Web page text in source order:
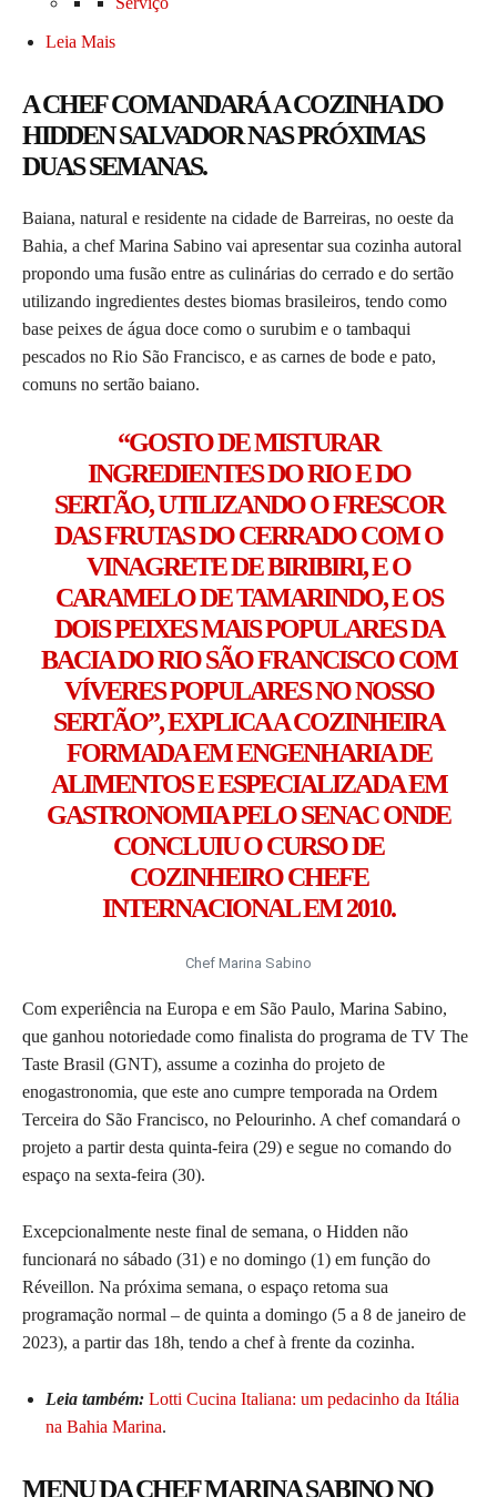
Leia Mais
A CHEF COMANDARÁ A COZINHA DO
HIDDEN SALVADOR NAS PRÓXIMAS
DUAS SEMANAS.
Baiana, natural e residente na cidade de Barreiras, no oeste da
Bahia, a chef Marina Sabino vai apresentar sua cozinha autoral
propondo uma fusão entre as culinárias do cerrado e do sertão
utilizando ingredientes destes biomas brasileiros, tendo como
base peixes de água doce como o surubim e o tambaqui
pescados no Rio São Francisco, e as carnes de bode e pato,
comuns no sertão baiano.
“GOSTO DE MISTURAR
INGREDIENTES DO RIO E DO
SERTÃO, UTILIZANDO O FRESCOR
DAS FRUTAS DO CERRADO COM O
VINAGRETE DE BIRIBIRI, E O
CARAMELO DE TAMARINDO, E OS
DOIS PEIXES MAIS POPULARES DA
BACIA DO RIO SÃO FRANCISCO COM
VÍVERES POPULARES NO NOSSO
SERTÃO”, EXPLICA A COZINHEIRA
FORMADA EM ENGENHARIA DE
ALIMENTOS E ESPECIALIZADA EM
GASTRONOMIA PELO SENAC ONDE
CONCLUIU O CURSO DE
COZINHEIRO CHEFE
INTERNACIONAL EM 2010.
Chef Marina Sabino
Com experiência na Europa e em São Paulo, Marina Sabino,
que ganhou notoriedade como finalista do programa de TV The
Taste Brasil (GNT), assume a cozinha do projeto de
enogastronomia, que este ano cumpre temporada na Ordem
Terceira do São Francisco, no Pelourinho. A chef comandará o
projeto a partir desta quinta-feira (29) e segue no comando do
espaço na sexta-feira (30).
Excepcionalmente neste final de semana, o Hidden não
funcionará no sábado (31) e no domingo (1) em função do
Réveillon. Na próxima semana, o espaço retoma sua
programação normal – de quinta a domingo (5 a 8 de janeiro de
2023), a partir das 18h, tendo a chef à frente da cozinha.
Leia também: Lotti Cucina Italiana: um pedacinho da Itália
na Bahia Marina.
MENU DA CHEF MARINA SABINO NO